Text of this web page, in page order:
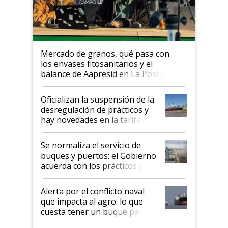
Mercado de granos, qué pasa con
los envases fitosanitarios y el
balance de Aapresid en La Posta
Oficializan la suspensión de la
desregulación de prácticos y
hay novedades en la tarifa de
la hidrovía
Se normaliza el servicio de
buques y puertos: el Gobierno
acuerda con los prácticos y
suspende el decreto de
desregulación
Alerta por el conflicto naval
que impacta al agro: lo que
cuesta tener un buque parado
y el peligro de que Argentina